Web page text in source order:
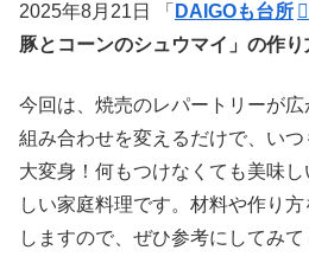
2025年8月21日 「 DAIGOも台所
豚とコーンのシュウマイ」の作り
今回は、焼売のレパートリーが
組み合わせを変えるだけで、い
大変身！何もつけなくても美味
しい家庭料理です。材料や作り
しますので、ぜひ参考にしてみて